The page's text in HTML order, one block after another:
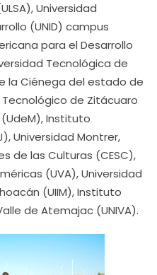
Universidad
(UNID) campus
para el Desarrollo
Tecnológica de
la Ciénega del estado de
de Zitácuaro
Instituto
Universidad Montrer,
de las Culturas (CESC),
(UVA), Universidad
(UIIM), Instituto
de Atemajac (UNIVA).